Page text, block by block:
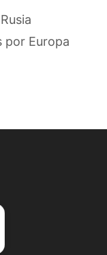
por Europa